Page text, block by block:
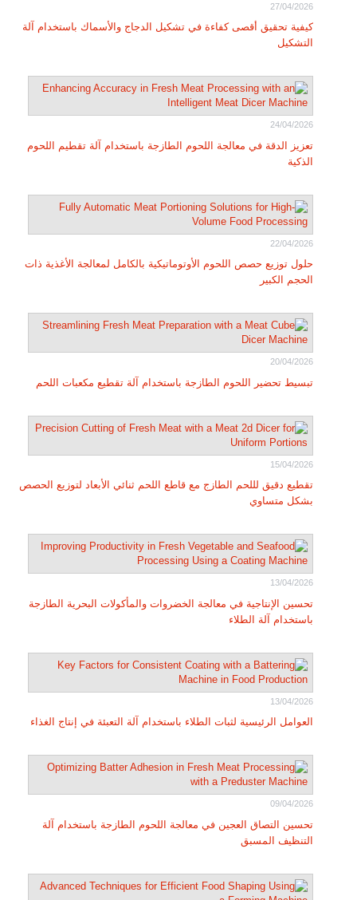
27/04/2026
كيفية تحقيق أقصى كفاءة في تشكيل الدجاج والأسماك باستخدام آلة
التشكيل
24/04/2026
تعزيز الدقة في معالجة اللحوم الطازجة باستخدام آلة تقطيم اللحوم
الذكية
22/04/2026
حلول توزيع حصص اللحوم الأوتوماتيكية بالكامل لمعالجة الأغذية ذات
الحجم الكبير
20/04/2026
تبسيط تحضير اللحوم الطازجة باستخدام آلة تقطيع مكعبات اللحم
15/04/2026
تقطيع دقيق لللحم الطازج مع قاطع اللحم ثنائي الأبعاد لتوزيع الحصص
بشكل متساوي
13/04/2026
تحسين الإنتاجية في معالجة الخضروات والمأكولات البحرية الطازجة
باستخدام آلة الطلاء
13/04/2026
العوامل الرئيسية لثبات الطلاء باستخدام آلة التعبئة في إنتاج الغذاء
09/04/2026
تحسين التصاق العجين في معالجة اللحوم الطازجة باستخدام آلة
التنظيف المسبق